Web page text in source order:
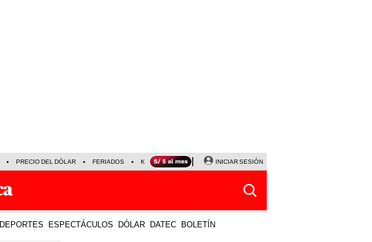
PRECIO DEL DÓLAR FERIADOS KEIKO FUJIMORI NALDY SALDAÑA
INICIAR SESIÓN
DEPORTES ESPECTÁCULOS DÓLAR DATEC BOLETÍN